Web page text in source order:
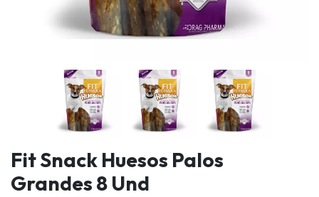
Fit Snack Huesos Palos
Grandes 8 Und